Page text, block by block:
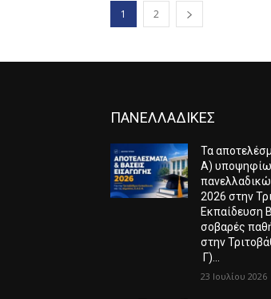
1 2
ΠΑΝΕΛΛΑΔΙΚΕΣ
Τα
Α)
2026 στην
Εκπαίδευση
σοβαρές
στην
Γ)...
23 Ιουλίου 2026